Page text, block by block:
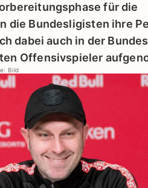
für die
die Bundesligisten ihre
dabei auch in der
Offensivspieler
Bild